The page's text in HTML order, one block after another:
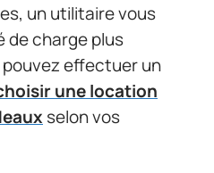
un utilitaire vous
de charge plus
effectuer un
une location
selon vos